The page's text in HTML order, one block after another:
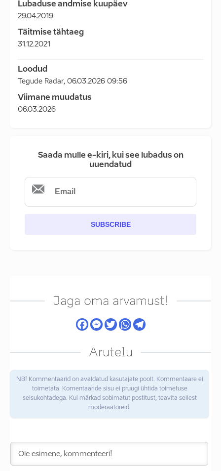
Lubaduse andmise kuupäev
29.04.2019
Täitmise tähtaeg
31.12.2021
Loodud
Tegude Radar, 06.03.2026 09:56
Viimane muudatus
06.03.2026
Saada mulle e-kiri, kui see lubadus on
uuendatud
SUBSCRIBE
Jaga oma arvamust!
Arutelu
NB! Kommentaarid on avaldatud kasutajate poolt. Kommentaare ei
toimetata. Komentaaride sisu ei pruugi ühtida toimetuse
seisukohtadega. Kui märkad sobimatut postitust, teavita sellest
moderaatoreid.